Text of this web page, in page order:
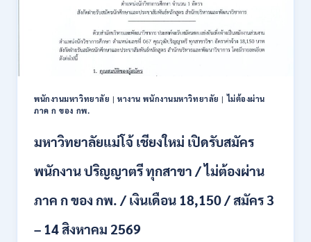
28
/
ปวส.
ป.ตรี
สาขา
สมัคร
ONLINE
ก.ค.
19
2569
พนักงานมหาวิทยาลัย |หางาน พนักงานมหาวิทยาลัย |ไม่ต้องผ่าน
ภาค ก ของ กพ.
มหาวิทยาลัยแม่โจ้ เชียงใหม่ เปิดรับสมัคร
พนักงาน ปริญญาตรี ทุกสาขา / ไม่ต้องผ่าน
ภาค ก ของ กพ. / เงินเดือน 18,150 / สมัคร 3
– 14 สิงหาคม 2569